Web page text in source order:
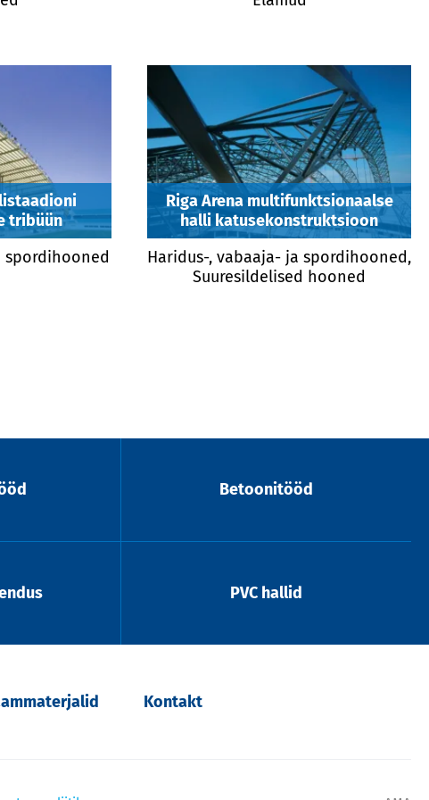
tribüün
spordihooned
Riga Arena multifunktsionaalse
halli katusekonstruktsioon
Haridus-, vabaaja- ja spordihooned,
Suuresildelised hooned
Betoonitööd
PVC hallid
Kontakt